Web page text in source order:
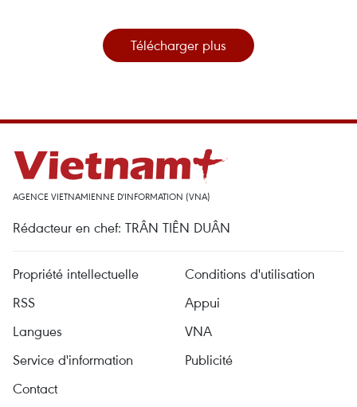
Télécharger plus
AGENCE VIETNAMIENNE D'INFORMATION (VNA)
Rédacteur en chef: TRÂN TIÊN DUÂN
Propriété intellectuelle
Conditions d'utilisation
RSS
Appui
Langues
VNA
Service d'information
Publicité
Contact